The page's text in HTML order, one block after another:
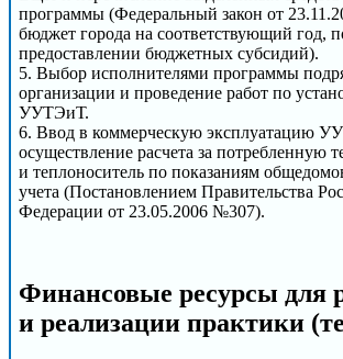
программы (Федеральный закон от
бюджет города на соответствующий год,
предоставлении бюджетных субсидий).
5. Выбор исполнителями программы
организации и проведение работ по
УУТЭиТ.
6. Ввод в коммерческую эксплуатацию
осуществление расчета за потребленную
и теплоноситель по показаниям
учета (Постановлением Правительства
Федерации от 23.05.2006 №307).
Финансовые ресурсы для
и реализации практики